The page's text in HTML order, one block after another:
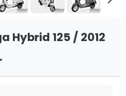
Hybrid 125 / 2012